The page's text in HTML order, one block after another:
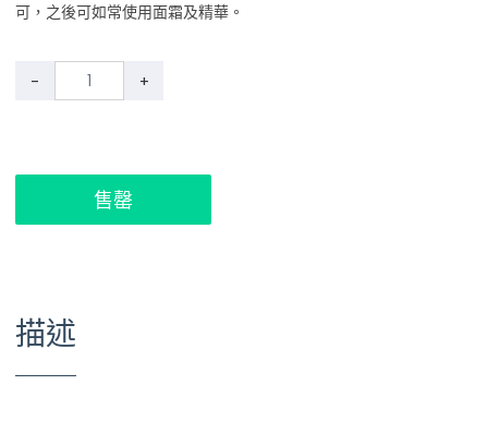
可，之後可如常使用面霜及精華。
- +
售罄
描述